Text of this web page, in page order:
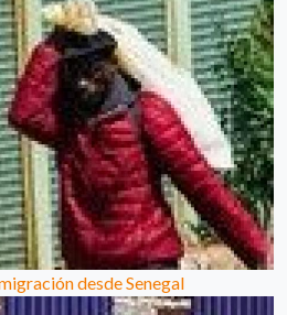
desde Senegal